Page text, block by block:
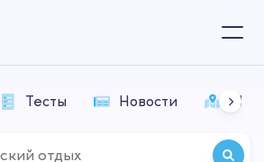
Тесты Новости